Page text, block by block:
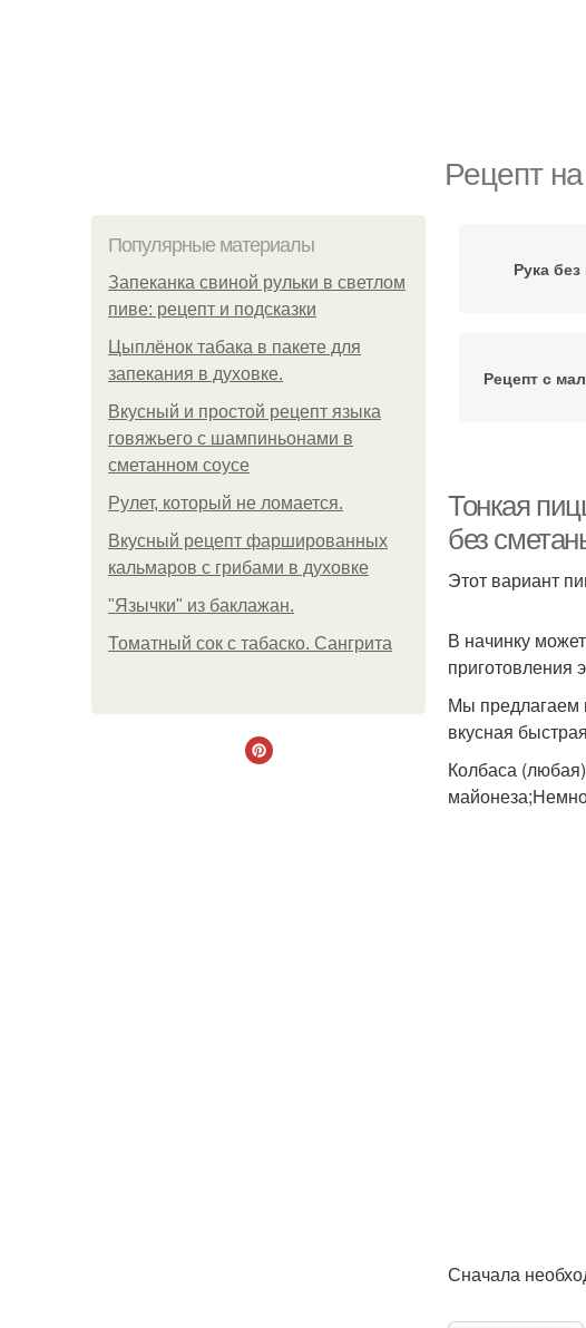
Рецепт
Популярные материалы
Запеканка свиной рульки в светлом
пиве: рецепт и подсказки
Цыплёнок табака в пакете для
запекания в духовке.
Вкусный и простой рецепт языка
говяжьего с шампиньонами в
сметанном соусе
Рулет, который не ломается.
Вкусный рецепт фаршированных
кальмаров с грибами в духовке
"Язычки" из баклажан.
Томатный сок с табаско. Сангрита
Рука без
Рецепт с
Тонкая
без
Этот вариант
В начинку
приготовления
Мы предлагаем
вкусная
Колбаса
Сначала